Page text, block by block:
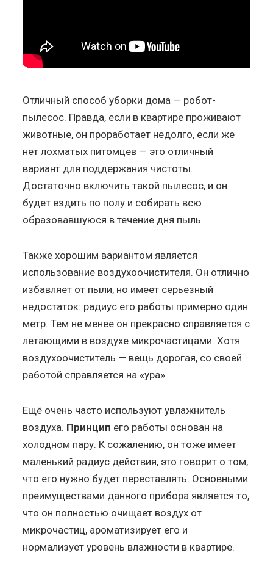
Отличный способ уборки дома — робот-
пылесос. Правда, если в квартире проживают
животные, он проработает недолго, если же
нет лохматых питомцев — это отличный
вариант для поддержания чистоты.
Достаточно включить такой пылесос, и он
будет ездить по полу и собирать всю
образовавшуюся в течение дня пыль.
Также хорошим вариантом является
использование воздухоочистителя. Он отлично
избавляет от пыли, но имеет серьезный
недостаток: радиус его работы примерно один
метр. Тем не менее он прекрасно справляется с
летающими в воздухе микрочастицами. Хотя
воздухоочиститель — вещь дорогая, со своей
работой справляется на «ура».
Ещё очень часто используют увлажнитель
воздуха. Принцип его работы основан на
холодном пару. К сожалению, он тоже имеет
маленький радиус действия, это говорит о том,
что его нужно будет переставлять. Основными
преимуществами данного прибора является то,
что он полностью очищает воздух от
микрочастиц, ароматизирует его и
нормализует уровень влажности в квартире.